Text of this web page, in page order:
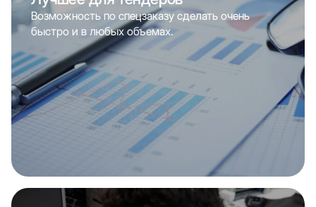
Возможность по спецзаказу сделать очень
быстро и в любых объемах.